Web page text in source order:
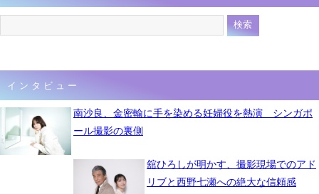
インタビュー
南沙良、金密輸に手を染める妊婦役を熱演 シンガポ
ール撮影の裏側
舘ひろしが明かす、撮影現場でのアド
リブと西野七瀬への絶大な信頼感